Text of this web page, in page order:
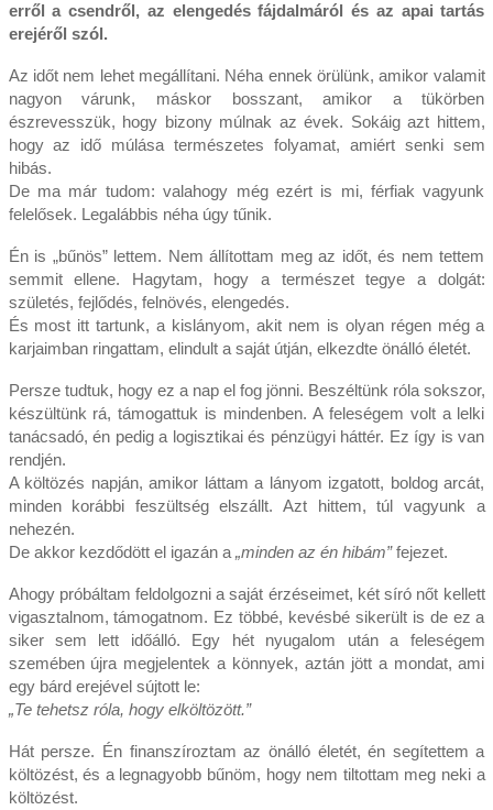
erről a csendről, az elengedés fájdalmáról és az apai tartás
erejéről szól.
Az időt nem lehet megállítani. Néha ennek örülünk, amikor valamit
nagyon várunk, máskor bosszant, amikor a tükörben
észrevesszük, hogy bizony múlnak az évek. Sokáig azt hittem,
hogy az idő múlása természetes folyamat, amiért senki sem
hibás.
De ma már tudom: valahogy még ezért is mi, férfiak vagyunk
felelősek. Legalábbis néha úgy tűnik.
Én is „bűnös” lettem. Nem állítottam meg az időt, és nem tettem
semmit ellene. Hagytam, hogy a természet tegye a dolgát:
születés, fejlődés, felnövés, elengedés.
És most itt tartunk, a kislányom, akit nem is olyan régen még a
karjaimban ringattam, elindult a saját útján, elkezdte önálló életét.
Persze tudtuk, hogy ez a nap el fog jönni. Beszéltünk róla sokszor,
készültünk rá, támogattuk is mindenben. A feleségem volt a lelki
tanácsadó, én pedig a logisztikai és pénzügyi háttér. Ez így is van
rendjén.
A költözés napján, amikor láttam a lányom izgatott, boldog arcát,
minden korábbi feszültség elszállt. Azt hittem, túl vagyunk a
nehezén.
De akkor kezdődött el igazán a „minden az én hibám”fejezet.
Ahogy próbáltam feldolgozni a saját érzéseimet, két síró nőt kellett
vigasztalnom, támogatnom. Ez többé, kevésbé sikerült is de ez a
siker sem lett időálló. Egy hét nyugalom után a feleségem
szemében újra megjelentek a könnyek, aztán jött a mondat, ami
egy bárd erejével sújtott le:
„Te tehetsz róla, hogy elköltözött.”
Hát persze. Én finanszíroztam az önálló életét, én segítettem a
költözést, és a legnagyobb bűnöm, hogy nem tiltottam meg neki a
költözést.